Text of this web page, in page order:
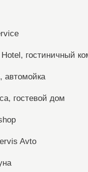
гостиничный
автомойка
гостевой дом
Avto